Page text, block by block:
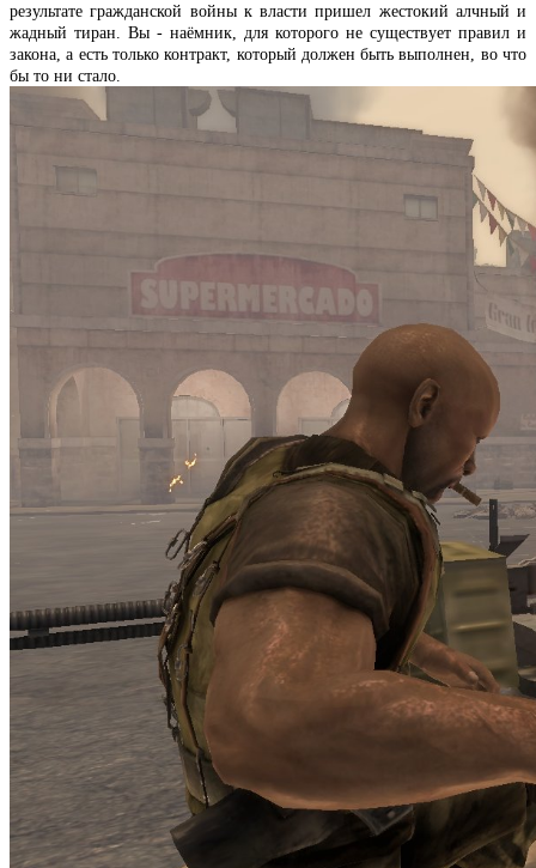
результате гражданской войны к власти пришел жестокий алчный и
жадный тиран. Вы - наёмник, для которого не существует правил и
закона, а есть только контракт, который должен быть выполнен, во что
бы то ни стало.